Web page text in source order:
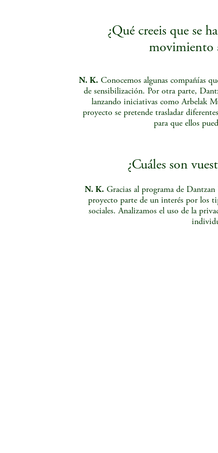
¿Qué creeis que se
movimiento
N. K. Conocemos algunas compañías
de sensibilización. Por otra parte,
lanzando iniciativas como Arbelak
proyecto se pretende trasladar
para que ellos
¿Cuáles son
N. K. Gracias al programa de
proyecto parte de un interés por los
sociales. Analizamos el uso de la